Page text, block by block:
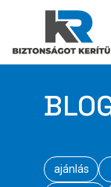
ajánlás